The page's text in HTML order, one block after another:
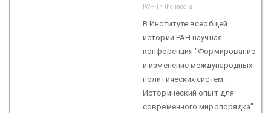
IWH in the media
В Институте всеобщей
истории РАН научная
конференция "Формирование
и изменение международных
политических систем.
Исторический опыт для
современного миропорядка"